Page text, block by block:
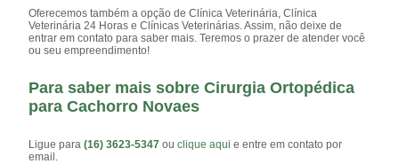
Oferecemos também a opção de Clínica Veterinária, Clínica
Veterinária 24 Horas e Clínicas Veterinárias. Assim, não deixe de
entrar em contato para saber mais. Teremos o prazer de atender você
ou seu empreendimento!
Para saber mais sobre Cirurgia Ortopédica
para Cachorro Novaes
Ligue para(16) 3623-5347ouclique aqui e entre em contato por
email.